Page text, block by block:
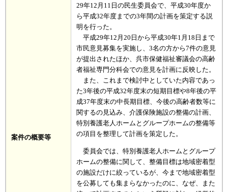
案件の概要等
29年12月11日の民生委員会で、平成30年度か
ら平成32年度までの3年間の計画を策定する説
明を行った。
平成29年12月20日から平成30年1月18日まで
市民意見募集を実施し、3名の方から7件の意見
が提出されたほか、呉市保健福祉審議会の高齢
者福祉専門分科会での意見を計画に反映した。
また、これまで検討中としていた内容であっ
た3年後の平成32年度末の短期目標や8年後の平
成37年度末の中長期目標、今後の高齢者数等に
関するの見込み、介護保険施設の整備の計画、
特別養護老人ホームとグループホームの整備等
の項目を整理して計画を策定した。
委員会では、特別養護老人ホームとグループ
ホームの整備に関して、整備目標は地域密着型
の施設だけに絞っているが、今まで地域密着型
を公募しても集まらなかったのに、なぜ、また